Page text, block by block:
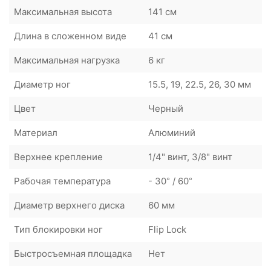
Максимальная высота 141 см
Длина в сложенном виде 41 см
Максимальная нагрузка 6 кг
Диаметр ног 15.5, 19, 22.5, 26, 30 мм
Цвет Черный
Материал Алюминий
Верхнее крепление 1/4" винт, 3/8" винт
Рабочая температура - 30° / 60°
Диаметр верхнего диска 60 мм
Тип блокировки ног Flip Lock
Быстросъемная площадка Нет